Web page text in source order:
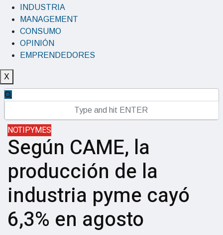
INDUSTRIA
MANAGEMENT
CONSUMO
OPINIÓN
EMPRENDEDORES
X
NOTIPYMES
Según CAME, la
producción de la
industria pyme cayó
6,3% en agosto